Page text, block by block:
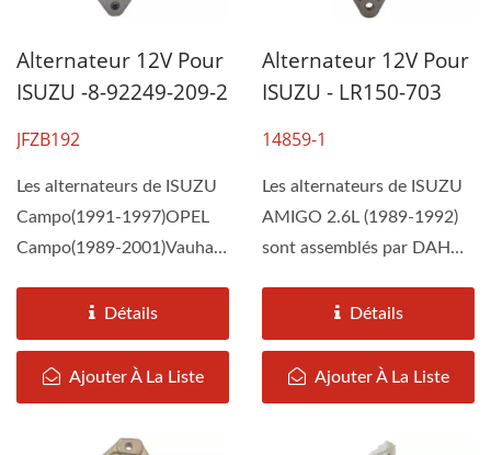
Alternateur 12V Pour
ISUZU -8-92249-209-2
JFZB192
Les alternateurs de ISUZU
Campo(1991-1997)OPEL
Campo(1989-2001)Vauhall
Up(1990)...
Détails
Ajouter À La Liste
Alternateur 12V Pour
ISUZU - LR150-703
14859-1
Les alternateurs de ISUZU
AMIGO 2.6L (1989-1992)
sont assemblés par DAH
spécifications...
Détails
Ajouter À La Liste